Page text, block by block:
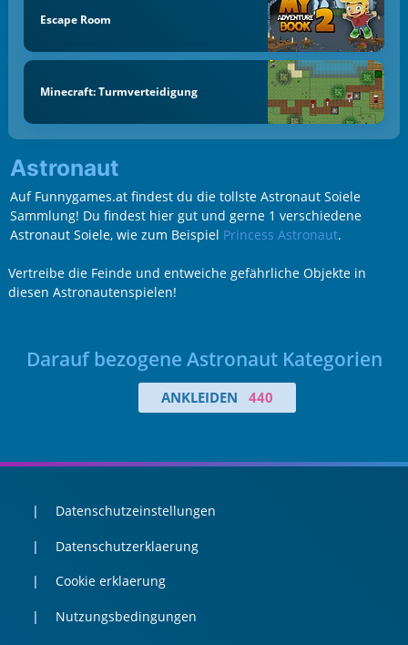
Escape Room
Minecraft: Turmverteidigung
Astronaut
Auf Funnygames.at findest du die tollste Astronaut Soiele
Sammlung! Du findest hier gut und gerne 1 verschiedene
Astronaut Soiele, wie zum Beispiel Princess Astronaut.
Vertreibe die Feinde und entweiche gefährliche Objekte in
diesen Astronautenspielen!
Darauf bezogene Astronaut Kategorien
ANKLEIDEN 440
Datenschutzeinstellungen
Datenschutzerklaerung
Cookie erklaerung
Nutzungsbedingungen